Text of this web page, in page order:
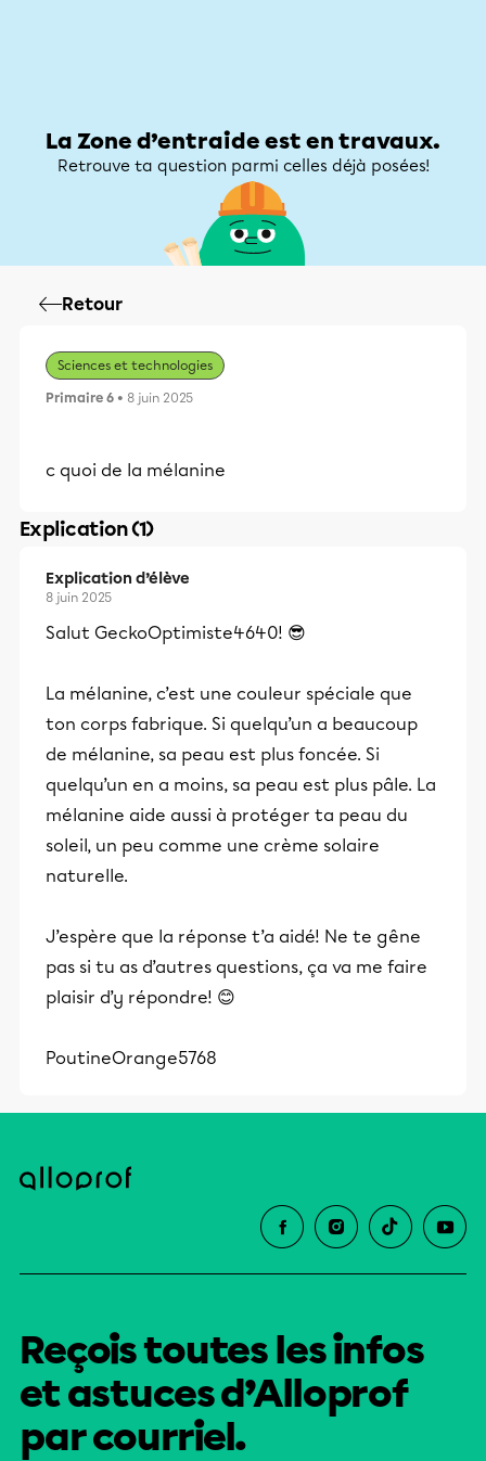
La Zone d’entraide est en travaux.
Retrouve ta question parmi celles déjà posées!
Retour
Sciences et technologies
Primaire 6 • 8 juin 2025
c quoi de la mélanine
Explication (1)
Explication d’élève
8 juin 2025
Salut GeckoOptimiste4640! 😎
La mélanine, c’est une couleur spéciale que
ton corps fabrique. Si quelqu’un a beaucoup
de mélanine, sa peau est plus foncée. Si
quelqu’un en a moins, sa peau est plus pâle. La
mélanine aide aussi à protéger ta peau du
soleil, un peu comme une crème solaire
naturelle.
J’espère que la réponse t’a aidé! Ne te gêne
pas si tu as d’autres questions, ça va me faire
plaisir d’y répondre! 😊
PoutineOrange5768
Reçois toutes les infos
et astuces d’Alloprof
par courriel.